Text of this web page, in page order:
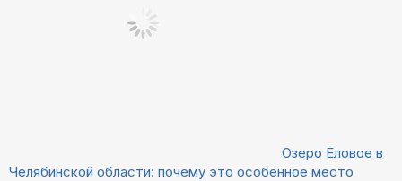
Озеро Еловое в
Челябинской области: почему это особенное место